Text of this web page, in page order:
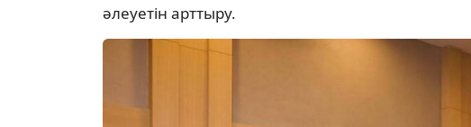
әлеуетін арттыру.